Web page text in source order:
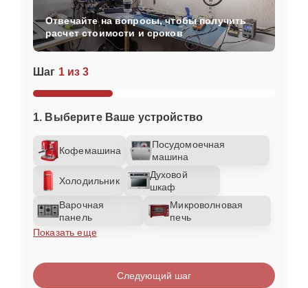
Шаг 1 из 3
1. Выберите Ваше устройство
Кофемашина
Посудомоечная
машина
Холодильник
Духовой
шкаф
Варочная
панель
Микроволновая
печь
Показать еще
Отвечайте на вопросы, чтобы получить
расчет стоимости и сроков
Следующий шаг